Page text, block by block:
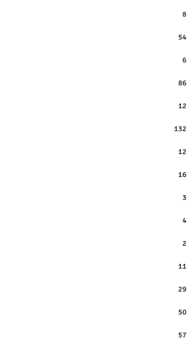
8
54
6
86
12
132
12
16
3
4
2
11
29
50
57